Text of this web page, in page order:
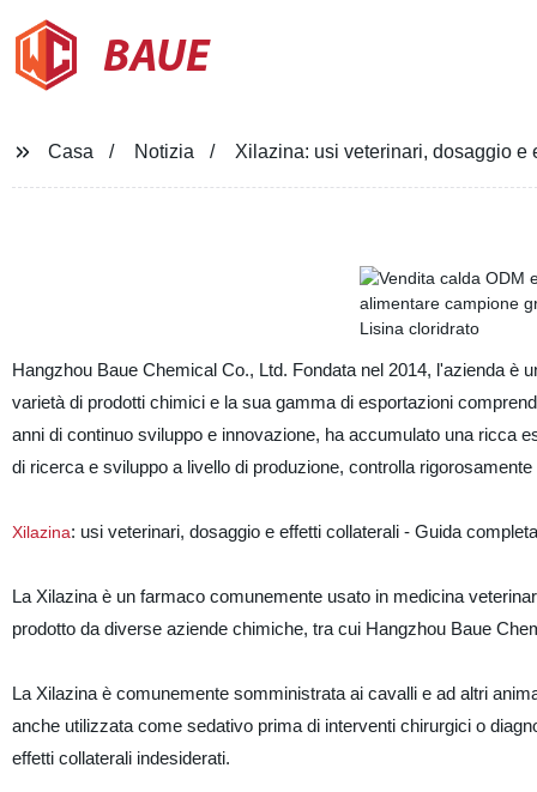
BAUE
Casa Notizia Xilazina: usi veterinari, dosaggio e
Hangzhou Baue Chemical Co., Ltd. Fondata nel 2014, l'azienda è
varietà di prodotti chimici e la sua gamma di esportazioni
anni di continuo sviluppo e innovazione, ha accumulato una ricca
di ricerca e sviluppo a livello di produzione, controlla
Xilazina: usi veterinari, dosaggio e effetti collaterali - Guida completa
La Xilazina è un farmaco comunemente usato in medicina
prodotto da diverse aziende chimiche, tra cui Hangzhou Baue
La Xilazina è comunemente somministrata ai cavalli e ad altri
anche utilizzata come sedativo prima di interventi chirurgici o
effetti collaterali indesiderati.